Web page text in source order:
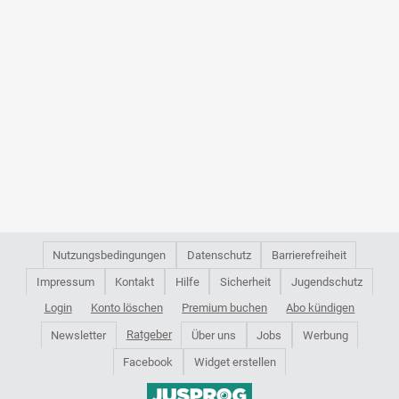
Nutzungsbedingungen Datenschutz
Barrierefreiheit
Impressum
Kontakt Hilfe Sicherheit
Jugendschutz
Login
Konto löschen Premium buchen Abo kündigen
Newsletter Ratgeber Über uns Jobs
Werbung
Facebook
Widget erstellen